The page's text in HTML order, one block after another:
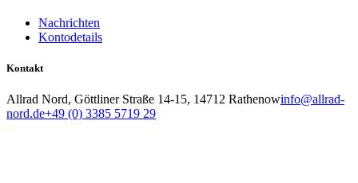
Nachrichten
Kontodetails
Kontakt
Allrad Nord, Göttliner Straße 14-15, 14712 Rathenowinfo@allrad-
nord.de+49 (0) 3385 5719 29